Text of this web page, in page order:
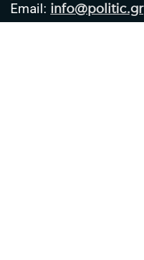
Email: info@politic.gr
Τηλ: